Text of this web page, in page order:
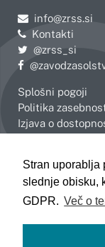
Stran uporablja
slednje obisku,
GDPR. Več o
Pošljite e-mail na
info@zrss.si
Kontakti
Pojdite na Twitter:
@zrss_si
Pojdite na
Splošni pogoji
Politika
Izjava o
Celje
Koper
Kranj